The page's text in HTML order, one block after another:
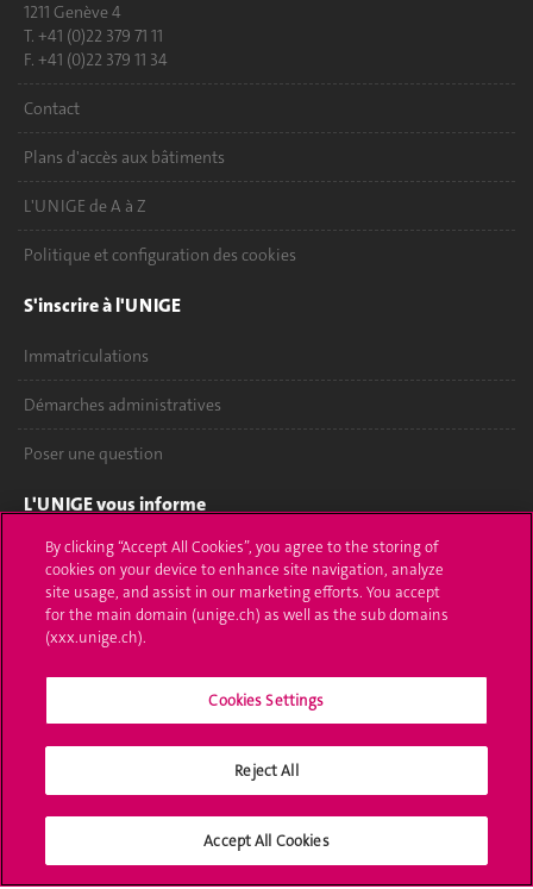
1211 Genève 4
T. +41 (0)22 379 71 11
F. +41 (0)22 379 11 34
Contact
Plans d'accès aux bâtiments
L'UNIGE de A à Z
Politique et configuration des cookies
S'inscrire à l'UNIGE
Immatriculations
Démarches administratives
Poser une question
L'UNIGE vous informe
UNIGE Mobile
Médias
Offres d'emploi
Calendrier académique
Médias sociaux UNIGE
By clicking “Accept All Cookies”, you agree to the storing of
cookies on your device to enhance site navigation, analyze
site usage, and assist in our marketing efforts. You accept
for the main domain (unige.ch) as well as the sub domains
(xxx.unige.ch).
Cookies Settings
Reject All
Accept All Cookies